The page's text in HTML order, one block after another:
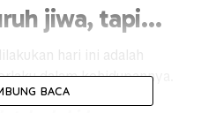
jiwa, tapi…
hari ini adalah
dalam kehidupannya.
BACA